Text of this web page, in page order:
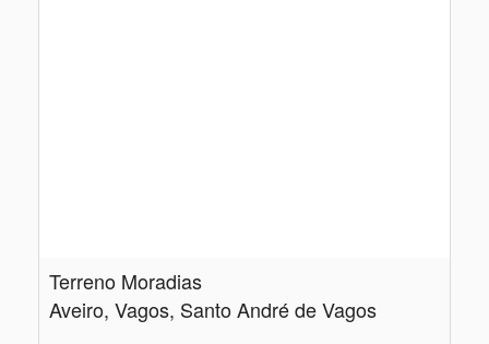
Terreno Moradias
Aveiro, Vagos, Santo André de Vagos